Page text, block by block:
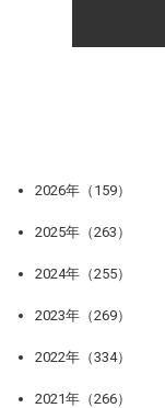
2026年（159）
2025年（263）
2024年（255）
2023年（269）
2022年（334）
2021年（266）